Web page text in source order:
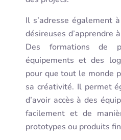
Il s’adresse également
désireuses d’apprendre
Des formations de
équipements et des
pour que tout le monde
sa créativité. Il permet
d’avoir accès à des
facilement et de
prototypes ou produits